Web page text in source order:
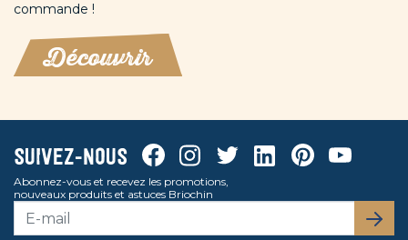
commande !
Découvrir
Suivez-nous FacebookInstagramTwitterLinkedinPinterestYoutube
Abonnez-vous et recevez les promotions,
nouveaux produits et astuces Briochin